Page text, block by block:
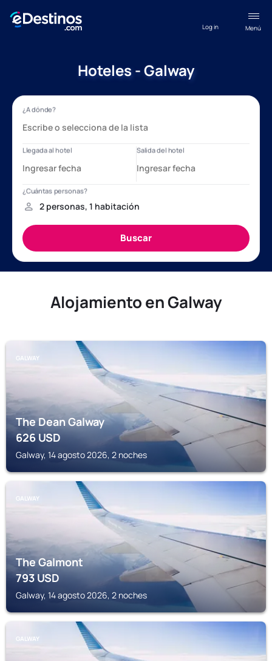
Menú
Log in
Hoteles - Galway
Alojamiento en Galway
GALWAY
The Dean Galway
626USD
Galway, 14 agosto 2026, 2 noches
GALWAY
The Galmont
793USD
Galway, 14 agosto 2026, 2 noches
GALWAY